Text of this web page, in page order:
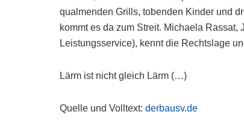
qualmenden Grills, tobenden Kinder und
kommt es da zum Streit. Michaela
Leistungsservice), kennt die Rechtslage
Lärm ist nicht gleich Lärm (…)
Quelle und Volltext:derbausv.de